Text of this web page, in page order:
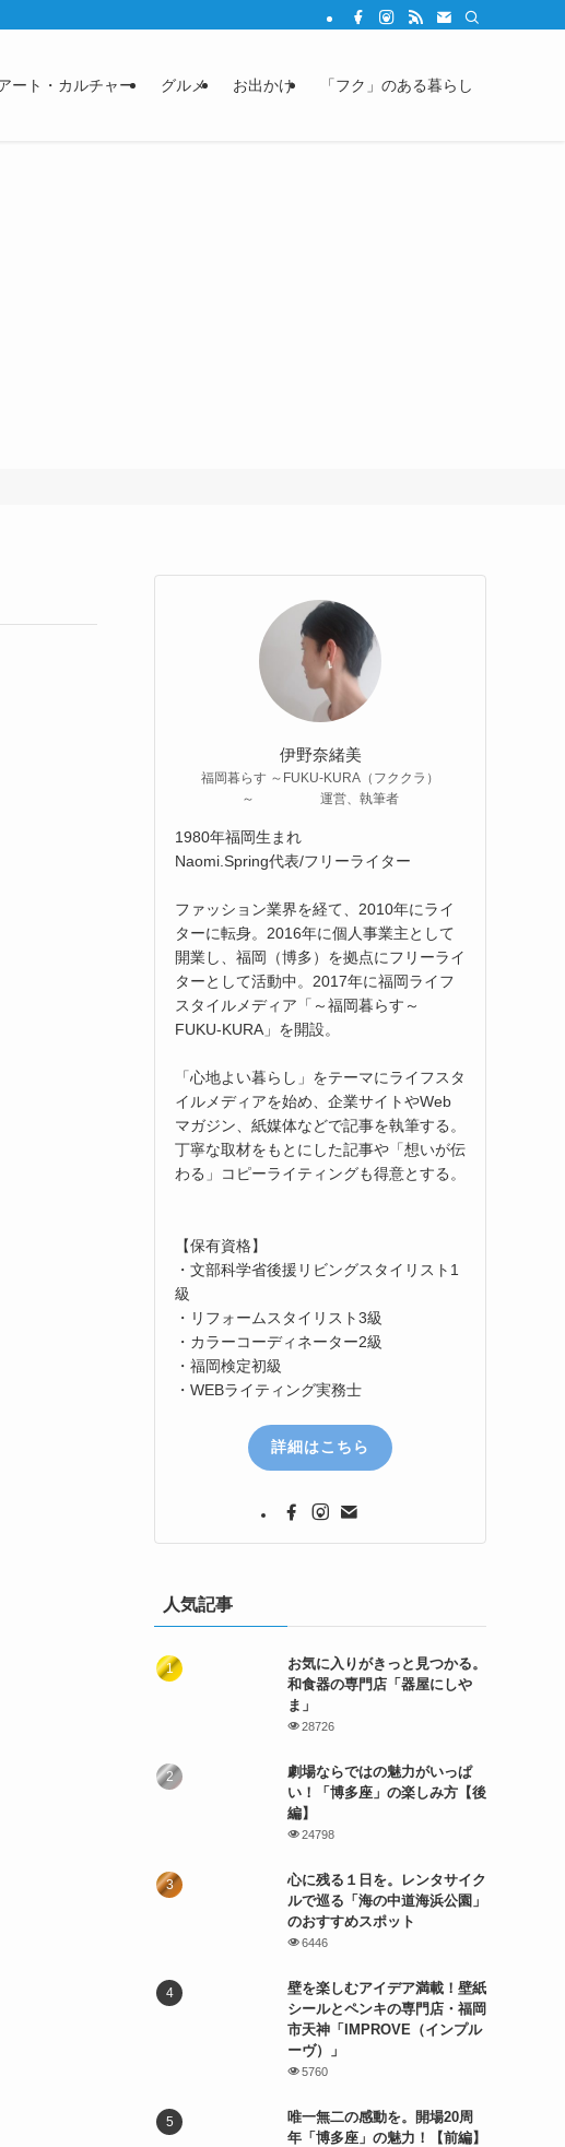
ート・カルチャー グルメ お出かけ 「フク」のある暮らし
伊野奈緒美
福岡暮らす ～FUKU-KURA（フククラ）
～ 運営、執筆者
1980年福岡生まれ
Naomi.Spring代表/フリーライター
ファッション業界を経て、2010年にライ
ターに転身。2016年に個人事業主として
開業し、福岡（博多）を拠点にフリーライ
ターとして活動中。2017年に福岡ライフ
スタイルメディア「～福岡暮らす～
FUKU-KURA」を開設。
「心地よい暮らし」をテーマにライフスタ
イルメディアを始め、企業サイトやWeb
マガジン、紙媒体などで記事を執筆する。
丁寧な取材をもとにした記事や「想いが伝
わる」コピーライティングも得意とする。
【保有資格】
・文部科学省後援リビングスタイリスト1
級
・リフォームスタイリスト3級
・カラーコーディネーター2級
・福岡検定初級
・WEBライティング実務士
詳細はこちら
人気記事
お気に入りがきっと見つかる。
和食器の専門店「器屋にしや
ま」
28726
劇場ならではの魅力がいっぱ
い！「博多座」の楽しみ方【後
編】
24798
心に残る１日を。レンタサイク
ルで巡る「海の中道海浜公園」
のおすすめスポット
6446
壁を楽しむアイデア満載！壁紙
シールとペンキの専門店・福岡
市天神「IMPROVE（インプル
ーヴ）」
5760
唯一無二の感動を。開場20周
年「博多座」の魅力！【前編】